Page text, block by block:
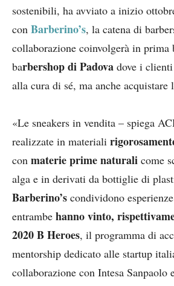
sostenibili, ha avviato a inizio
con Barberino’s, la catena di
collaborazione coinvolgerà in prima
barbershop di Padova dove i
alla cura di sé, ma anche acquistare
«Le sneakers in vendita – spiega
realizzate in materiali
con materie prime naturali come
alga e in derivati da bottiglie di
Barberino’s condividono
entrambe hanno vinto,
2020 B Heroes, il programma di
mentorship dedicato alle startup
collaborazione con Intesa Sanpaolo